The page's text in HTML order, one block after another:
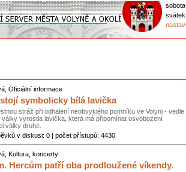
sobota,
Oficiální informace
symbolicky bílá lavička
stráž při odhalení neobvyklého pomníku ve Volyni - vedle
vyrostla lavička, která má připomínat osvobození
války druhé.
v diskusi: 0 | počet přístupů: 4430
Kultura, koncerty
Hercům patří oba prodloužené víkendy.